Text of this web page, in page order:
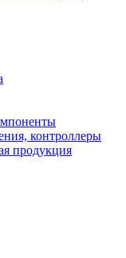
контроллеры
продукция